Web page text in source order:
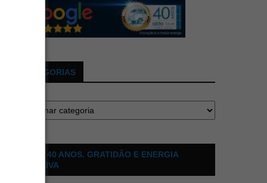
CATEGORIAS
ALDO 40 ANOS. GRATIDÃO E ENERGIA
POSITIVA